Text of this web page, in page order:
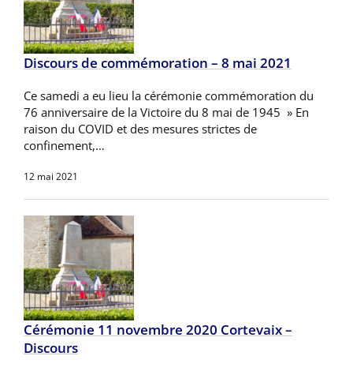
Discours de commémoration – 8 mai 2021
Ce samedi a eu lieu la cérémonie commémoration du
76 anniversaire de la Victoire du 8 mai de 1945 » En
raison du COVID et des mesures strictes de
confinement,…
12 mai 2021
Cérémonie 11 novembre 2020 Cortevaix –
Discours